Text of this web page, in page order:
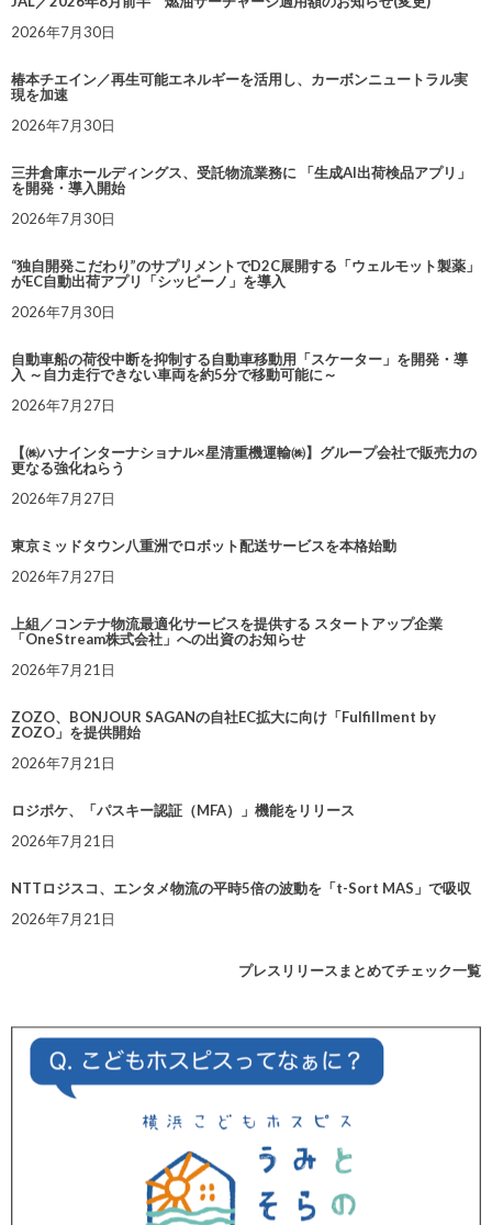
2026年7月30日
椿本チエイン／再生可能エネルギーを活用し、カーボンニュートラル実
現を加速
2026年7月30日
三井倉庫ホールディングス、受託物流業務に 「生成AI出荷検品アプリ」
を開発・導入開始
2026年7月30日
“独自開発こだわり”のサプリメントでD2C展開する「ウェルモット製薬」
がEC自動出荷アプリ「シッピーノ」を導入
2026年7月30日
自動車船の荷役中断を抑制する自動車移動用「スケーター」を開発・導
入 ～自力走行できない車両を約5分で移動可能に～
2026年7月27日
【㈱ハナインターナショナル×星清重機運輸㈱】グループ会社で販売力の
更なる強化ねらう
2026年7月27日
東京ミッドタウン八重洲でロボット配送サービスを本格始動
2026年7月27日
上組／コンテナ物流最適化サービスを提供する スタートアップ企業
「OneStream株式会社」への出資のお知らせ
2026年7月21日
ZOZO、BONJOUR SAGANの自社EC拡大に向け「Fulfillment by
ZOZO」を提供開始
2026年7月21日
ロジポケ、「パスキー認証（MFA）」機能をリリース
2026年7月21日
NTTロジスコ、エンタメ物流の平時5倍の波動を「t-Sort MAS」で吸収
2026年7月21日
プレスリリースまとめてチェック一覧